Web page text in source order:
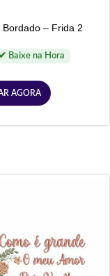
Bordado – Frida 2
AGORA